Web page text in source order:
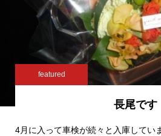
featured
長尾です
4月に入って車検が続々と入庫してい